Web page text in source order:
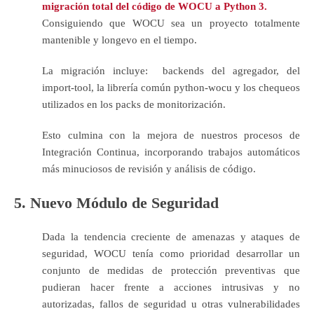
migración total del código de WOCU a Python 3.
Consiguiendo que WOCU sea un proyecto totalmente
mantenible y longevo en el tiempo.
La migración incluye: backends del agregador, del
import-tool, la librería común python-wocu y los chequeos
utilizados en los packs de monitorización.
Esto culmina con la mejora de nuestros procesos de
Integración Continua, incorporando trabajos automáticos
más minuciosos de revisión y análisis de código.
5. Nuevo Módulo de Seguridad
Dada la tendencia creciente de amenazas y ataques de
seguridad, WOCU tenía como prioridad desarrollar un
conjunto de medidas de protección preventivas que
pudieran hacer frente a acciones intrusivas y no
autorizadas, fallos de seguridad u otras vulnerabilidades